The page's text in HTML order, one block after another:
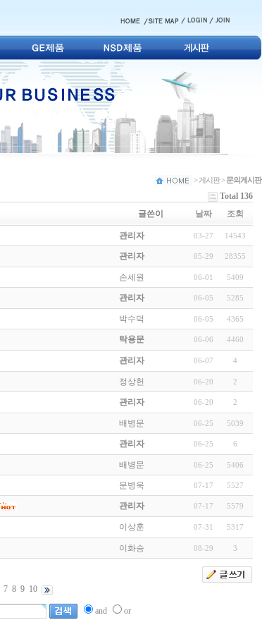
> 게시판 >문의게시판
Total 136
글쓴이 날짜 조회
관리자 03-27 14543
관리자 05-29 28355
손세원 06-01 5409
관리자 06-05 5285
박수덕 06-05 4365
탁용문 06-06 4460
관리자 06-07 4
정상헌 06-20 2
관리자 06-20 2
배병문 06-25 5039
관리자 06-25 6
배병문 06-25 5406
문병욱 07-17 5527
관리자 07-17 5579
이상훈 07-31 5317
이화승 08-29 3
7 8 9 10
and or